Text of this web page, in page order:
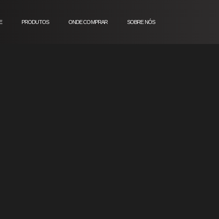
PRODUTOS ONDE COMPRAR SOBRE NÓS